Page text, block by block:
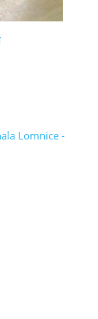
Lomnice -